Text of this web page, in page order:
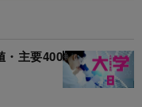
・主要400